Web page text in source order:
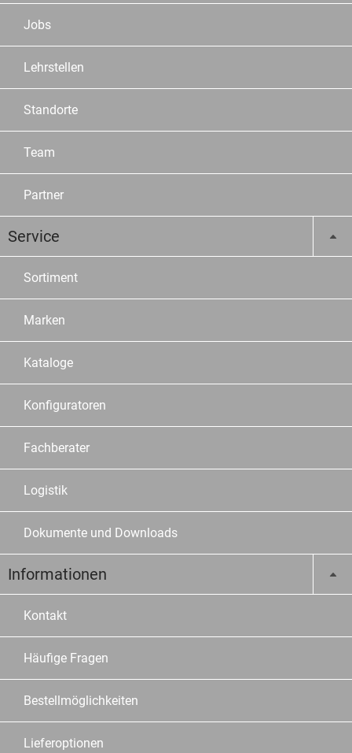
Jobs
Lehrstellen
Standorte
Team
Partner
Service
Sortiment
Marken
Kataloge
Konfiguratoren
Fachberater
Logistik
Dokumente und Downloads
Informationen
Kontakt
Häufige Fragen
Bestellmöglichkeiten
Lieferoptionen